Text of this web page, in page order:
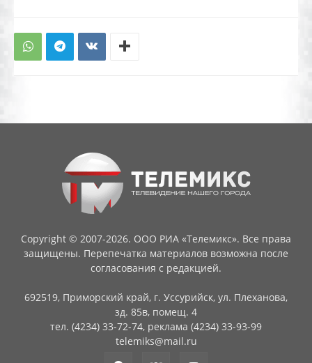
Copyright © 2007-2026. ООО РИА «Телемикс». Все права
защищены. Перепечатка материалов возможна после
согласования с редакцией.
692519, Приморский край, г. Уссурийск, ул. Плеханова,
зд. 85в, помещ. 4
тел. (4234) 33-72-74, реклама (4234) 33-93-99
telemiks@mail.ru